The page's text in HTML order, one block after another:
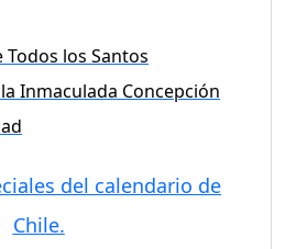
Todos los Santos
Inmaculada Concepción
del calendario de
Chile.